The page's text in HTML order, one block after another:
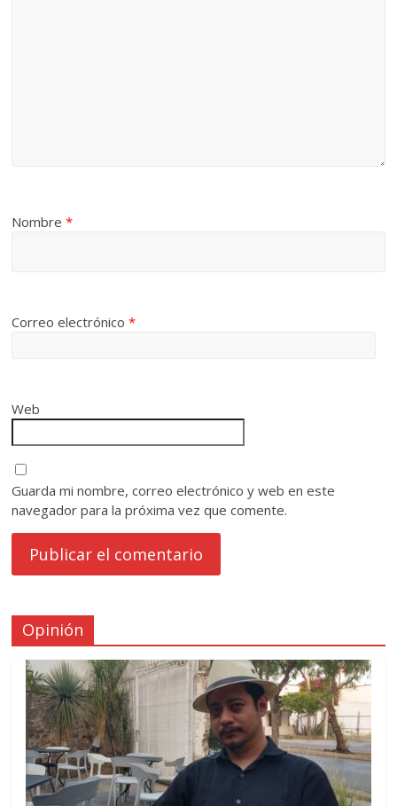
Nombre*
Correo electrónico*
Web
Guarda mi nombre, correo electrónico y web en este
navegador para la próxima vez que comente.
Opinión